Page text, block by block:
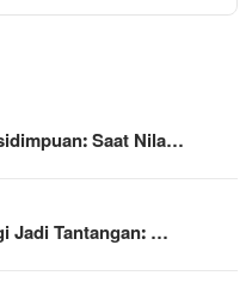
Saat Nila…
Jadi Tantangan: …